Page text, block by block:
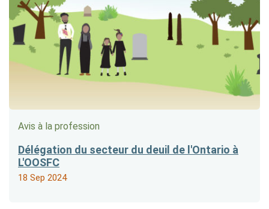
Avis à la profession
Délégation du secteur du deuil de l'Ontario à
L'OOSFC
18 Sep 2024